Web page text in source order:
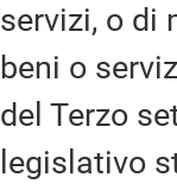
servizi, o di
beni o
del Terzo
legislativo